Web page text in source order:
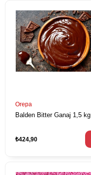
Orepa
Balden Bitter Ganaj 1,5 kg
₺424,90